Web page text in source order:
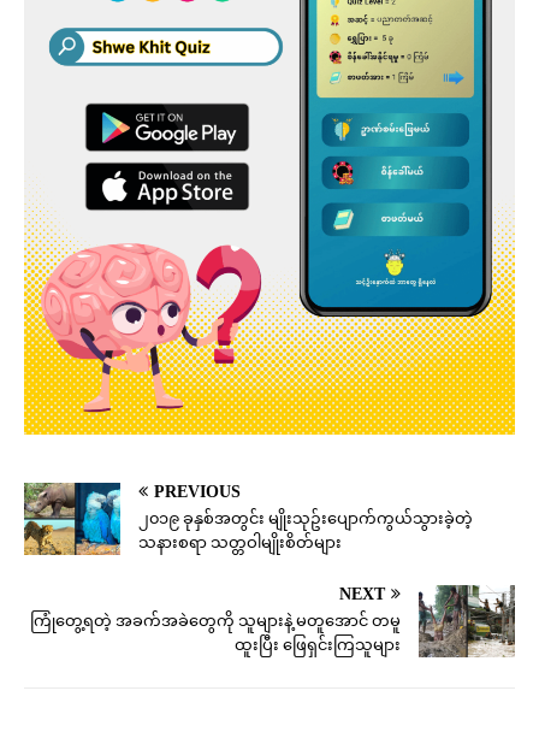
PREVIOUS
၂၀၁၉ ခုနှစ်အတွင်း မျိုးသုဥ်းပျောက်ကွယ်သွားခဲ့တဲ့
သနားစရာ သတ္တဝါမျိုးစိတ်များ
NEXT
ကြုံတွေ့ရတဲ့ အခက်အခဲတွေကို သူများနဲ့ မတူအောင် တမူ
ထူးပြီး ဖြေရှင်းကြသူများ